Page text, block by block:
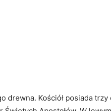
Kościół posiada trzy